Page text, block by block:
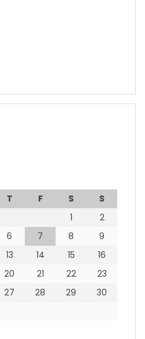
T F S
S
1
2
6 7 8
9
13 14 15
16
20 21 22
23
27 28 29
30